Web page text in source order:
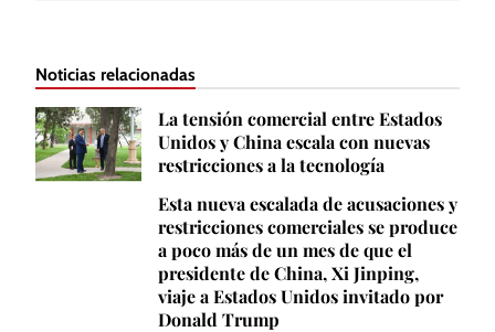
Noticias relacionadas
La tensión comercial entre Estados
Unidos y China escala con nuevas
restricciones a la tecnología
Esta nueva escalada de acusaciones y
restricciones comerciales se produce
a poco más de un mes de que el
presidente de China, Xi Jinping,
viaje a Estados Unidos invitado por
Donald Trump